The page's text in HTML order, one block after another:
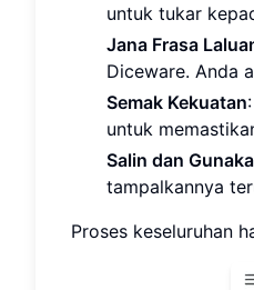
untuk tukar
Jana Frasa
Diceware. Anda
Semak Kekuatan
untuk
Salin dan
tampalkannya
Proses keseluruhan